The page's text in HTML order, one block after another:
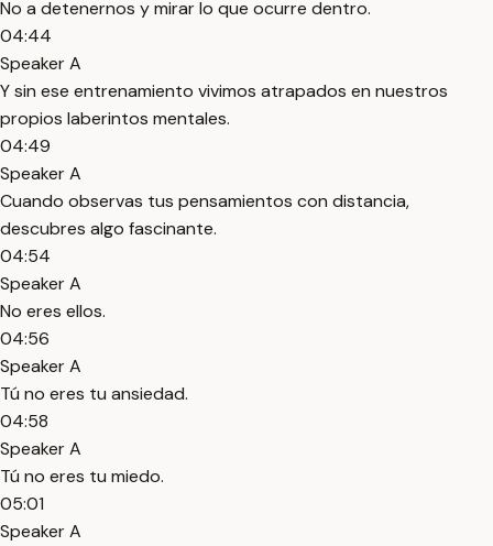
No a detenernos y mirar lo que ocurre dentro.
04:44
Speaker A
Y sin ese entrenamiento vivimos atrapados en nuestros
propios laberintos mentales.
04:49
Speaker A
Cuando observas tus pensamientos con distancia,
descubres algo fascinante.
04:54
Speaker A
No eres ellos.
04:56
Speaker A
Tú no eres tu ansiedad.
04:58
Speaker A
Tú no eres tu miedo.
05:01
Speaker A